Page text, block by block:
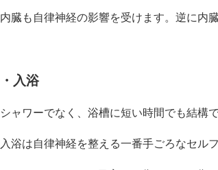
内臓も自律神経の影響を受けます。逆に内
・入浴
シャワーでなく、浴槽に短い時間でも結構
入浴は自律神経を整える一番手ごろなセル